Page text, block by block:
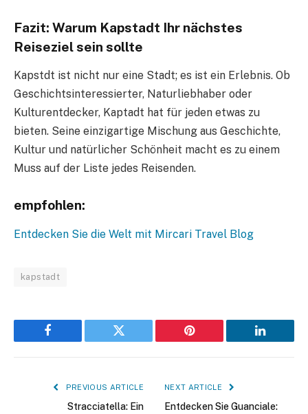
Fazit: Warum Kapstadt Ihr nächstes
Reiseziel sein sollte
Kapstdt ist nicht nur eine Stadt; es ist ein Erlebnis. Ob
Geschichtsinteressierter, Naturliebhaber oder
Kulturentdecker, Kaptadt hat für jeden etwas zu
bieten. Seine einzigartige Mischung aus Geschichte,
Kultur und natürlicher Schönheit macht es zu einem
Muss auf der Liste jedes Reisenden.
empfohlen:
Entdecken Sie die Welt mit Mircari Travel Blog
kapstadt
Facebook Twitter Pinterest LinkedIn
PREVIOUS ARTICLE
Stracciatella: Ein
NEXT ARTICLE
Entdecken Sie Guanciale: